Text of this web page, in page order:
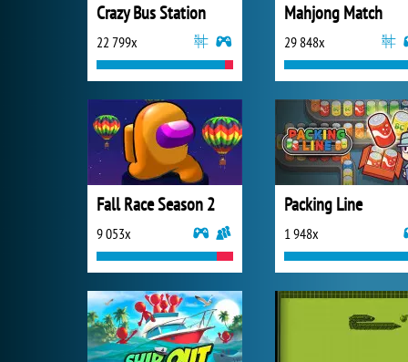
Crazy Bus Station
22 799x
Mahjong Match
29 848x
Fall Race Season 2
9 053x
Packing Line
1 948x